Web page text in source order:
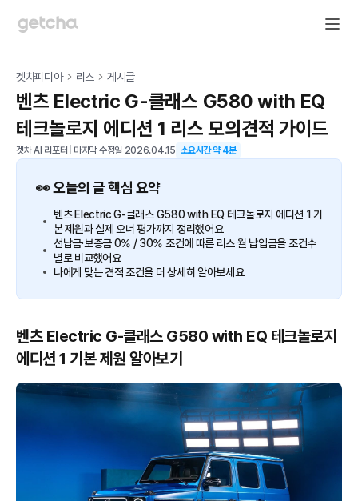
겟차피디아 리스 게시글
벤츠 Electric G-클래스 G580 with EQ
테크놀로지 에디션 1 리스 모의견적 가이드
겟차 AI 리포터 마지막 수정일 2026.04.15 소요시간 약4분
👀 오늘의 글 핵심 요약
벤츠 Electric G-클래스 G580 with EQ 테크놀로지 에디션 1 기
본 제원과 실제 오너 평가까지 정리했어요
선납금·보증금 0% / 30% 조건에 따른 리스 월 납입금을 조건수
별로 비교했어요
나에게 맞는 견적 조건을 더 상세히 알아보세요
벤츠 Electric G-클래스 G580 with EQ 테크놀로지
에디션 1 기본 제원 알아보기